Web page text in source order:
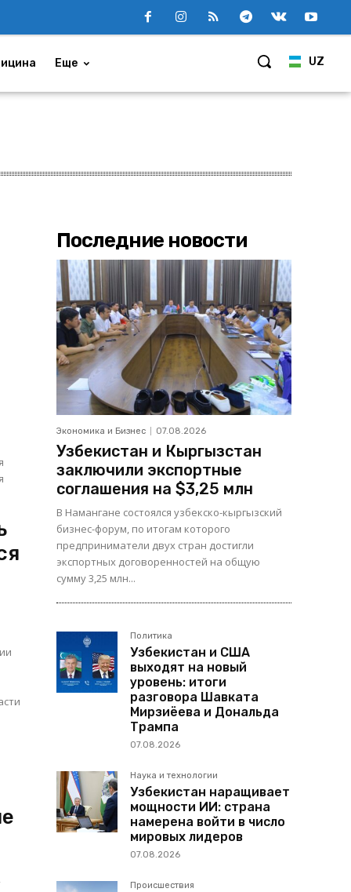
UZ
Еще
Последние новости
Экономика и Бизнес 07.08.2026
Узбекистан и Кыргызстан
заключили экспортные
соглашения на $3,25 млн
В Намангане состоялся узбекско-кыргызский
бизнес-форум, по итогам которого
предприниматели двух стран достигли
экспортных договоренностей на общую
сумму 3,25 млн...
Политика
Узбекистан и США
выходят на новый
уровень: итоги
разговора Шавката
Мирзиёева и Дональда
Трампа
07.08.2026
Наука и технологии
Узбекистан наращивает
мощности ИИ: страна
намерена войти в число
мировых лидеров
07.08.2026
Происшествия